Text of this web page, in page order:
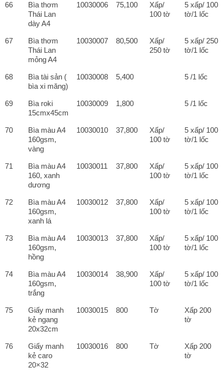
66
Bìa thơm
Thái Lan
dày A4
10030006 75,100
Xấp/
100 tờ
5 xấp/ 100
tờ/1 lốc
67
Bìa thơm
Thái Lan
mỏng A4
10030007 80,500
Xấp/
250 tờ
5 xấp/ 250
tờ/1 lốc
68
Bìa tài sản (
bìa xi măng)
10030008 5,400 5 /1 lốc
69
Bìa roki
15cmx45cm
10030009 1,800 5 /1 lốc
70
Bìa màu A4
160gsm,
vàng
10030010 37,800
Xấp/
100 tờ
5 xấp/ 100
tờ/1 lốc
71
Bìa màu A4
160, xanh
dương
10030011 37,800
Xấp/
100 tờ
5 xấp/ 100
tờ/1 lốc
72
Bìa màu A4
160gsm,
xanh lá
10030012 37,800
Xấp/
100 tờ
5 xấp/ 100
tờ/1 lốc
73
Bìa màu A4
160gsm,
hồng
10030013 37,800
Xấp/
100 tờ
5 xấp/ 100
tờ/1 lốc
74
Bìa màu A4
160gsm,
trắng
10030014 38,900
Xấp/
100 tờ
5 xấp/ 100
tờ/1 lốc
75
Giấy manh
kẻ ngang
20x32cm
10030015 800 Tờ
Xấp 200
tờ
76
Giấy manh
kẻ caro
20×32
10030016 800 Tờ
Xấp 200
tờ